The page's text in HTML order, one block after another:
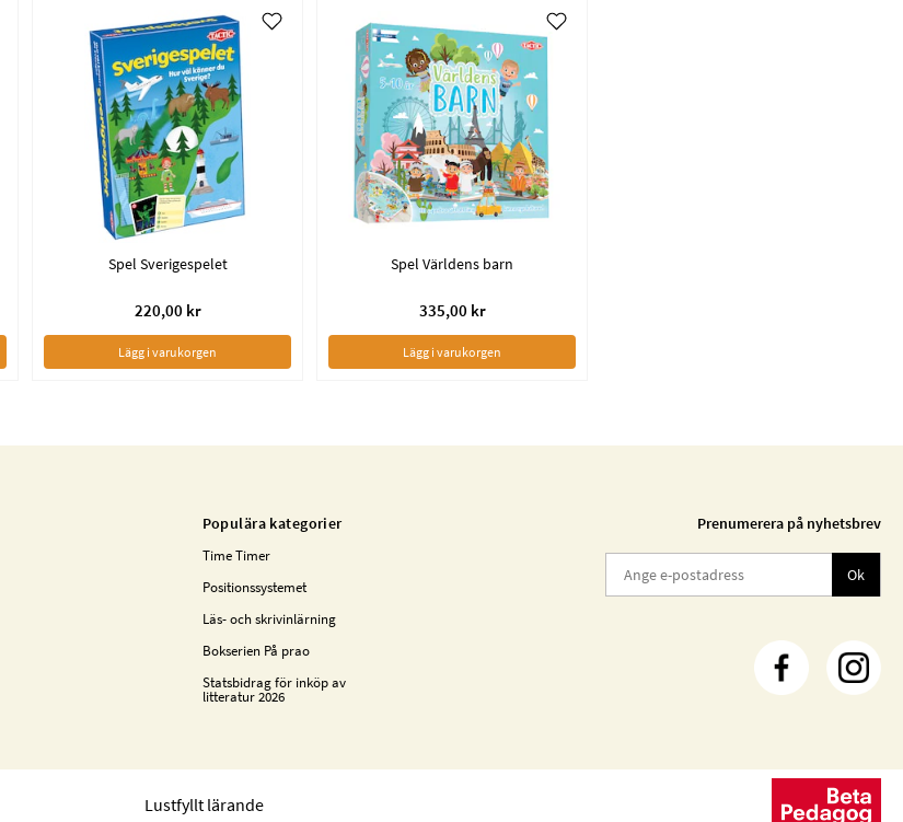
Spel Sverigespelet
220,00 kr
Lägg i varukorgen
Spel Världens barn
335,00 kr
Lägg i varukorgen
Populära kategorier
Time Timer
Positionssystemet
Läs- och skrivinlärning
Bokserien På prao
Statsbidrag för inköp av
litteratur 2026
Prenumerera på nyhetsbrev
Ok
Lustfyllt lärande